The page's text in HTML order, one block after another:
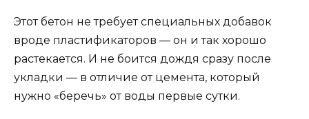
Этот бетон не требует специальных добавок
вроде пластификаторов — он и так хорошо
растекается. И не боится дождя сразу после
укладки — в отличие от цемента, который
нужно «беречь» от воды первые сутки.